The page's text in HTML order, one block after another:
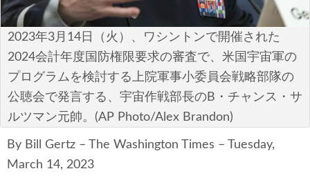
ポリシー
税制・予算
エネルギー・環境
航空宇宙・防衛
2023年3月14日（火）、ワシントンで開催された
2024会計年度国防権限要求の審査で、米国宇宙軍の
プログラムを検討する上院軍事小委員会戦略部隊の
公聴会で発言する、宇宙作戦部長のB・チャンス・サ
ルツマン元帥。(AP Photo/Alex Brandon)
By Bill Gertz – The Washington Times – Tuesday,
March 14, 2023